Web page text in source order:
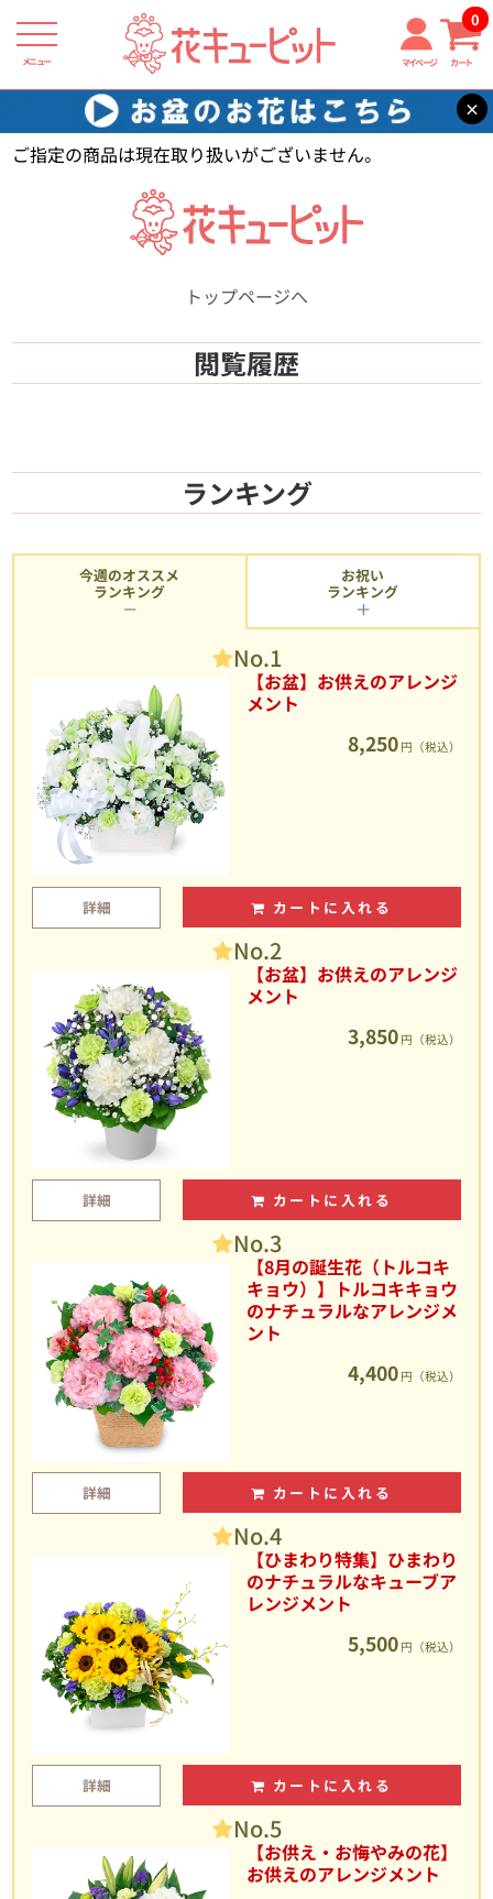
メニュー マイページ カート
0
×
花キューピット 【】
ご指定の商品は現在取り扱いがございません。
トップページへ
閲覧履歴
ランキング
今週のオススメ
ランキング
No.1
【お盆】お供えのアレンジ
メント
8,250 円（税込）
詳細 カートに入れる
No.2
【お盆】お供えのアレンジ
メント
3,850 円（税込）
詳細 カートに入れる
No.3
【8月の誕生花（トルコキ
キョウ）】トルコキキョウ
のナチュラルなアレンジメ
ント
4,400 円（税込）
詳細 カートに入れる
No.4
【ひまわり特集】ひまわり
のナチュラルなキューブア
レンジメント
5,500 円（税込）
詳細 カートに入れる
No.5
【お供え・お悔やみの花】
お供えのアレンジメント
お祝い
ランキング